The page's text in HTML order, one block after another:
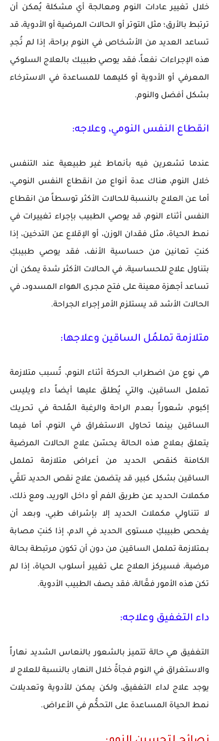
خلال تغيير عادات النوم ومعالجة أي مشكلة يُمكن أن
ترتبط بالأرق؛ مثل التوتر أو الحالات المرضية أو الأدوية، قد
تساعد العديد من الأشخاص في النوم براحة، إذا لم تُجدِ
هذه الإجراءات نفعاً، فقد يوصي طبيبك بالعلاج السلوكي
المعرفي أو الأدوية أو كليهما للمساعدة في الاسترخاء
بشكل أفضل والنوم.
انقطاع النفس النومي، وعلاجه:
عندما تشعرين فيه بأنماط غير طبيعية عند التنفس
خلال النوم، هناك عدة أنواع من انقطاع النفس النومي،
أما عن العلاج بالنسبة للحالات الأكثر توسطاً من انقطاع
النفس أثناء النوم، قد يوصي الطبيب بإجراء تغييرات في
نمط الحياة، مثل فقدان الوزن، أو الإقلاع عن التدخين، إذا
كنتِ تعانين من حساسية الأنف، فقد يوصي طبيبكِ
بتناول علاج للحساسية، في الحالات الأكثر شدة يمكن أن
تساعد أجهزة معينة على فتح مجرى الهواء المسدود، في
الحالات الأشد قد يستلزم الأمر إجراء الجراحة.
متلازمة تملمُل الساقين وعلاجها:
هي نوع من اضطراب الحركة أثناء النوم، تُسبب متلازمة
تململ الساقين، والتي يُطلق عليها أيضاً داء ويليس
إكبوم، شعوراً بعدم الراحة والرغبة المُلحة في تحريك
الساقين بينما تحاول الاستغراق في النوم، أما فيما
يتعلق بعلاج هذه الحالة يحسّن علاج الحالات المرضية
الكامنة كنقص الحديد من أعراض متلازمة تململ
الساقين بشكل كبير، قد يتضمن علاج نقص الحديد تلقّي
مكملات الحديد عن طريق الفم أو داخل الوريد، ومع ذلك،
لا تتناولي مكملات الحديد إلا بإشراف طبي، وبعد أن
يفحص طبيبكِ مستوى الحديد في الدم، إذا كنتِ مصابة
بـمتلازمة تململ الساقين من دون أن تكون مرتبطة بحالة
مرضية، فسيركز العلاج على تغيير أسلوب الحياة، إذا لم
تكن هذه الأمور فعَّالة، فقد يصف الطبيب الأدوية.
داء التغفيق وعلاجه:
التغفيق هي حالة تتميز بالشعور بالنعاس الشديد نهاراً
والاستغراق في النوم فجأةً خلال النهار، بالنسبة للعلاج لا
يوجد علاج لداء التغفيق، ولكن يمكن للأدوية وتعديلات
نمط الحياة المساعدة على التحكُّم في الأعراض.